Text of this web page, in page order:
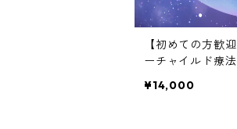
【初めての方歓
ーチャイルド療法
¥14,000